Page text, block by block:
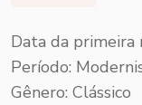
Data da primeira
Período:
Gênero: Clássico